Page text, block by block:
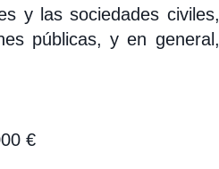
y las sociedades civiles,
públicas, y en general,
€